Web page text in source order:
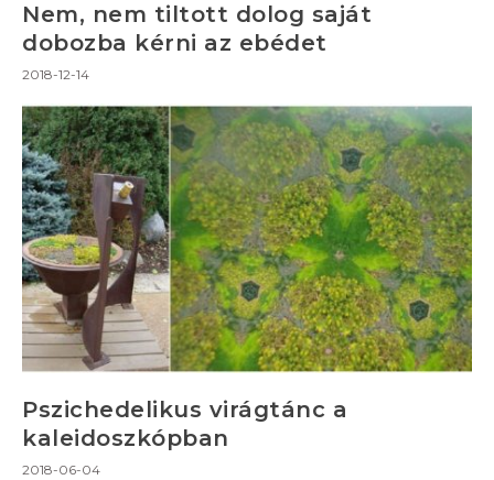
Nem, nem tiltott dolog saját
dobozba kérni az ebédet
2018-12-14
Pszichedelikus virágtánc a
kaleidoszkópban
2018-06-04